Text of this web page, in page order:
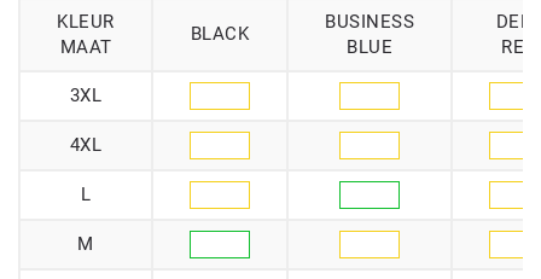
KLEUR
MAAT
BLACK
BUSINESS
BLUE
RED
3XL
4XL
L
M